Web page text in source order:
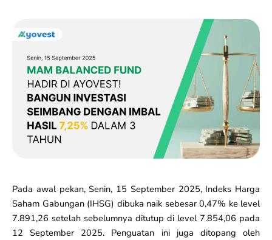
Pada awal pekan, Senin, 15 September 2025, Indeks Harga
Saham Gabungan (IHSG) dibuka naik sebesar 0,47% ke level
7.891,26 setelah sebelumnya ditutup di level 7.854,06 pada
12 September 2025. Penguatan ini juga ditopang oleh